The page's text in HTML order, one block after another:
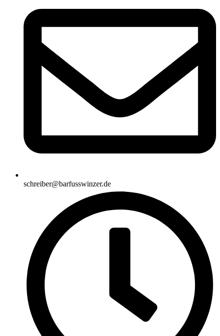
schreiber@barfusswinzer.de